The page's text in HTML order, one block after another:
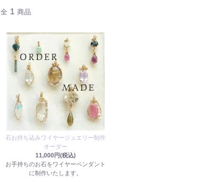
全 1 商品
石お持ち込みワイヤージュエリー制作
オーダー
11,000円(税込)
お手持ちのお石をワイヤーペンダント
に制作いたします。